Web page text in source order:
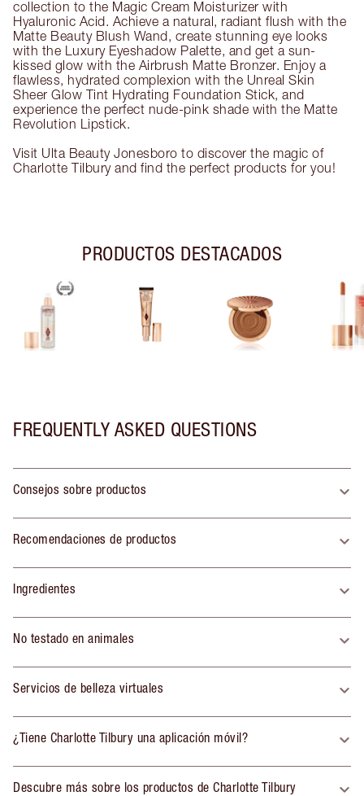
collection to the Magic Cream Moisturizer with
Hyaluronic Acid. Achieve a natural, radiant flush with the
Matte Beauty Blush Wand, create stunning eye looks
with the Luxury Eyeshadow Palette, and get a sun-
kissed glow with the Airbrush Matte Bronzer. Enjoy a
flawless, hydrated complexion with the Unreal Skin
Sheer Glow Tint Hydrating Foundation Stick, and
experience the perfect nude-pink shade with the Matte
Revolution Lipstick.
Visit Ulta Beauty Jonesboro to discover the magic of
Charlotte Tilbury and find the perfect products for you!
PRODUCTOS DESTACADOS
FREQUENTLY ASKED QUESTIONS
Consejos sobre productos
Recomendaciones de productos
Ingredientes
No testado en animales
Servicios de belleza virtuales
¿Tiene Charlotte Tilbury una aplicación móvil?
Descubre más sobre los productos de Charlotte Tilbury